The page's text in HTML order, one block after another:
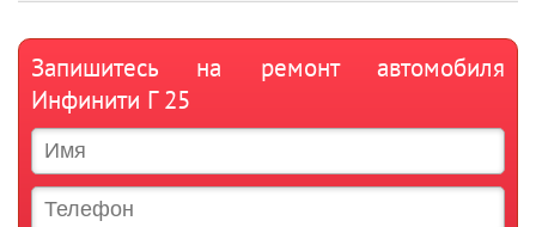
Запишитесь на ремонт автомобиля
Инфинити Г 25